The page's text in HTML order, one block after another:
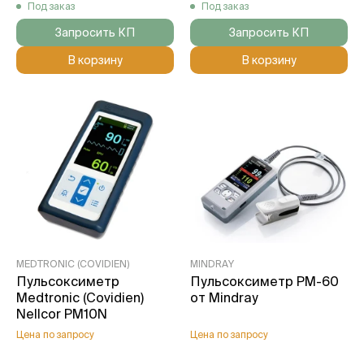
Под заказ
Запросить КП
В корзину
Под заказ
Запросить КП
В корзину
MEDTRONIC (COVIDIEN)
Пульсоксиметр
Medtronic (Covidien)
Nellcor PM10N
Цена по запросу
MINDRAY
Пульсоксиметр PM-60
от Mindray
Цена по запросу